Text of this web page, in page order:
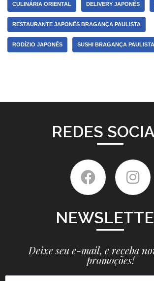
CULINÁRIA ORIENTAL DELIVERY JAPONÊS
RESTAURANTE JAPONÊS BRAGANÇA PAULISTA
RODÍZIO JAPONÊS SUSHI BRAGANÇA PAULISTA
REDES
Deixe seu e-mail, e receba
promoções!